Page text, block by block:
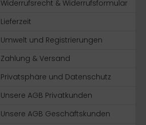
Widerrufsrecht & Widerrufsformular
Lieferzeit
Umwelt und Registrierungen
Zahlung & Versand
Privatsphäre und Datenschutz
Unsere AGB Privatkunden
Unsere AGB Geschäftskunden